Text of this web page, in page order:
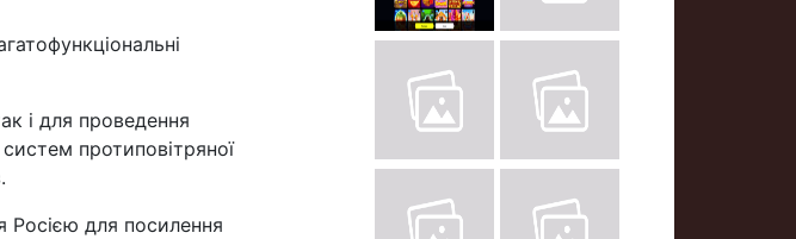
і для проведення
протиповітряної
Росією для посилення